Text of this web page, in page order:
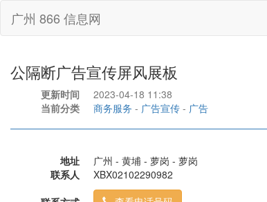
广州 866 信息网
公隔断广告宣传屏风展板
更新时间
2023-04-18 11:38
当前分类
商务服务 - 广告宣传 - 广告
地址
广州 - 黄埔 - 萝岗 - 萝岗
联系人
XBX02102290982